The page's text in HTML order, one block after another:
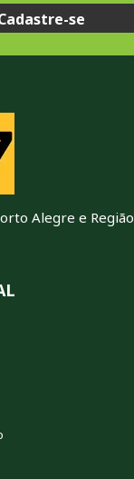
se
Alegre e Região